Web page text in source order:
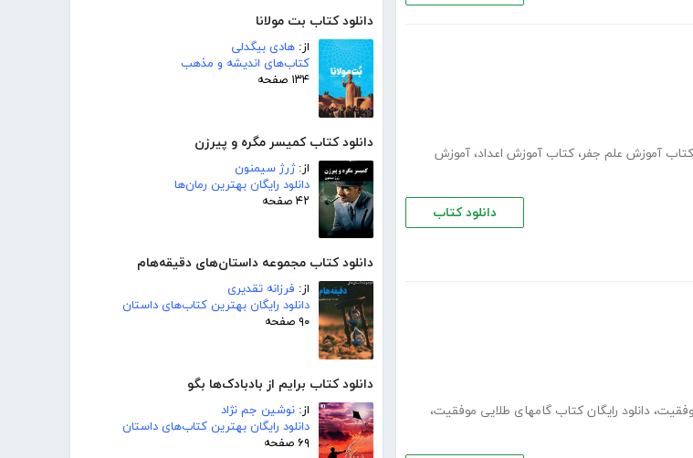
دانلود کتاب بت مولانا
از: هادی بیگدلی
کتاب‌های اندیشه و مذهب
۱۳۴ صفحه
دانلود کتاب کمیسر مگره و پیرزن
از:ژرژ سیمنون
دانلود رایگان بهترین رمان‌ها
۴۲ صفحه
دانلود کتاب مجموعه داستان‌های دقیقه‌هام
از: فرزانه تقدیری
دانلود رایگان بهترین کتاب‌های داستان
۹۰ صفحه
دانلود کتاب برایم از بادبادک‌ها بگو
از: نوشین جم نژاد
دانلود رایگان بهترین کتاب‌های داستان
۶۹ صفحه
کتاب آموزش علم جفر، کتاب آموزش اعداد، آموزش
دانلود کتاب
، دانلود رایگان کتاب گامهای طلایی موفقیت،